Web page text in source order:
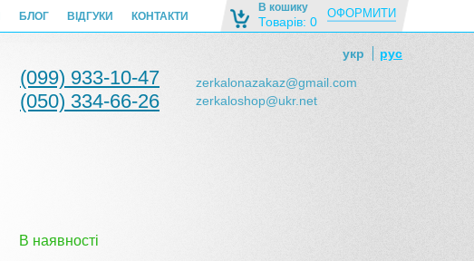
В кошику
Товарів: 0
ОФОРМИТИ
БЛОГ ВІДГУКИ КОНТАКТИ
(099) 933-10-47
(050) 334-66-26
zerkalonazakaz@gmail.com
zerkaloshop@ukr.net
укр рус
В наявності